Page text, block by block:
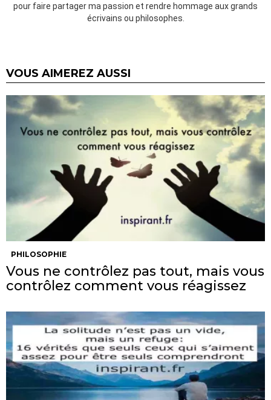
pour faire partager ma passion et rendre hommage aux grands
écrivains ou philosophes.
VOUS AIMEREZ AUSSI
PHILOSOPHIE
Vous ne contrôlez pas tout, mais vous
contrôlez comment vous réagissez